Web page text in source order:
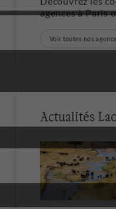
agences à Paris
Voir toutes nos
Actualités